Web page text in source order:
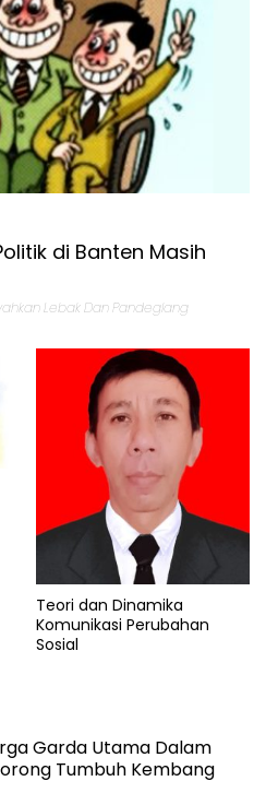
di Banten Masih
Lebak Dan Pandeglang
Teori dan Dinamika
Komunikasi Perubahan
Sosial
Garda Utama Dalam
Tumbuh Kembang